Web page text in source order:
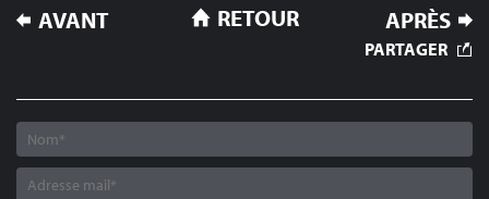
NAVIGATION
DE
AVANT APRÈS
RETOUR
PARTAGER